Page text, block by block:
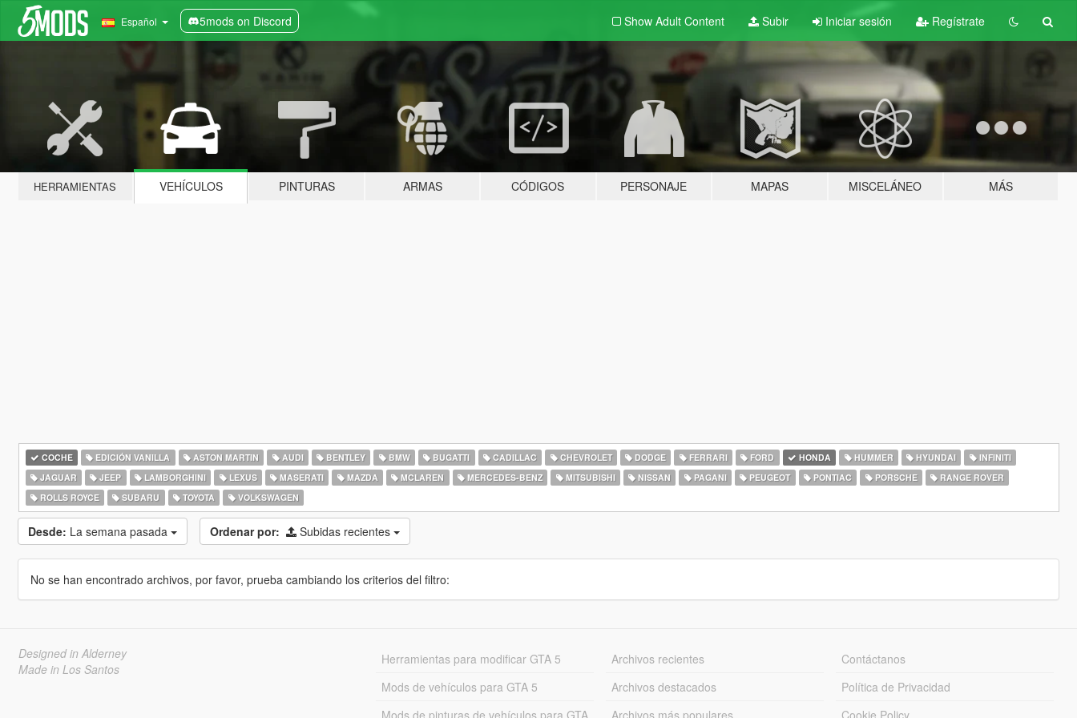
Español 5mods on Discord Show Adult Content Subir Iniciar sesión Regístrate
HERRAMIENTAS VEHÍCULOS PINTURAS ARMAS CÓDIGOS PERSONAJE MAPAS MISCELÁNEO MÁS
COCHE EDICIÓN VANILLA ASTON MARTIN AUDI BENTLEY BMW BUGATTI CADILLAC CHEVROLET DODGE FERRARI FORD HONDA HUMMER HYUNDAI
INFINITI
JAGUAR
JEEP LAMBORGHINI LEXUS MASERATI MAZDA MCLAREN MERCEDES-BENZ MITSUBISHI NISSAN PAGANI PEUGEOT PONTIAC PORSCHE
RANGE ROVER
ROLLS ROYCE
SUBARU TOYOTA VOLKSWAGEN
Desde: La semana pasada Ordenar por: Subidas recientes
No se han encontrado archivos, por favor, prueba cambiando los criterios del filtro:
Designed in Alderney
Made in Los Santos
Herramientas para modificar GTA 5
Mods de vehículos para GTA 5
Mods de pinturas de vehículos para GTA
Archivos recientes
Archivos destacados
Archivos más populares
Contáctanos
Política de Privacidad
Cookie Policy